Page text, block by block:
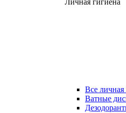
Личная гигиена
Все личная
Ватные